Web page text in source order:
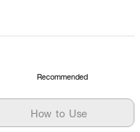
Recommended
How to Use